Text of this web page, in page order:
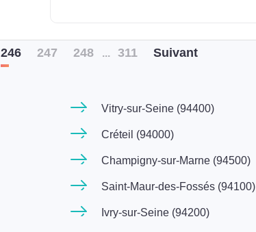
246 247 248 ... 311 Suivant
Vitry-sur-Seine (94400)
Créteil (94000)
Champigny-sur-Marne (94500)
Saint-Maur-des-Fossés (94100)
Ivry-sur-Seine (94200)